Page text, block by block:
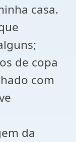
casa.
de copa
com
da